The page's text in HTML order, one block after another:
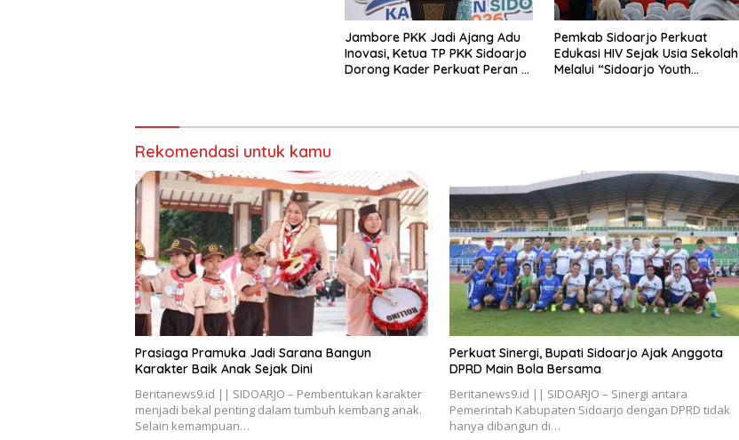
Jambore PKK Jadi Ajang Adu
Inovasi, Ketua TP PKK Sidoarjo
Dorong Kader Perkuat Peran di
Pemkab Sidoarjo Perkuat
Edukasi HIV Sejak Usia Sekolah
Melalui “Sidoarjo Youth
Rekomendasi untuk kamu
Prasiaga Pramuka Jadi Sarana Bangun
Karakter Baik Anak Sejak Dini
Beritanews9.id || SIDOARJO – Pembentukan karakter
menjadi bekal penting dalam tumbuh kembang anak.
Selain kemampuan…
Perkuat Sinergi, Bupati Sidoarjo Ajak Anggota
DPRD Main Bola Bersama
Beritanews9.id || SIDOARJO – Sinergi antara
Pemerintah Kabupaten Sidoarjo dengan DPRD tidak
hanya dibangun di…